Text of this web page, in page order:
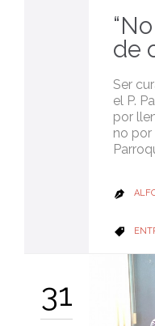
de
Ser
el P.
por
no por


31